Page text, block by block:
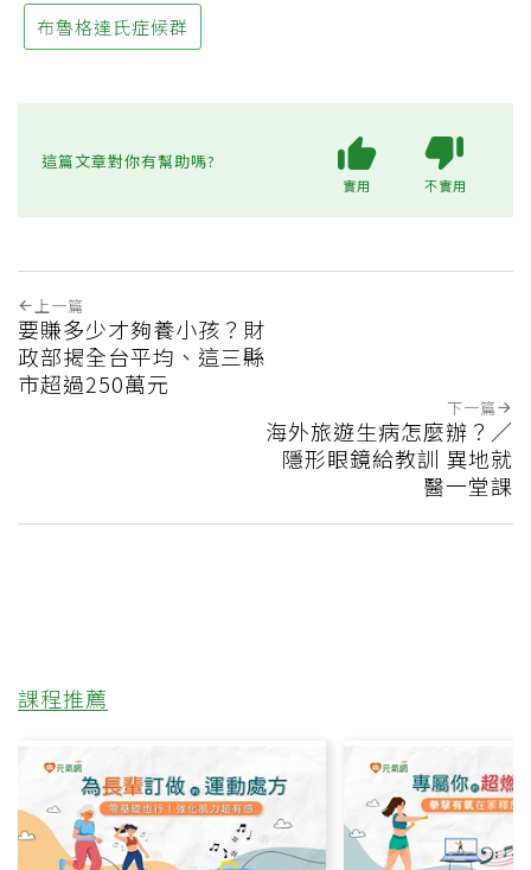
布魯格達氏症候群
這篇文章對你有幫助嗎?
實用 不實用
上一篇
要賺多少才夠養小孩？財
政部揭全台平均、這三縣
市超過250萬元
下一篇
海外旅遊生病怎麼辦？／
隱形眼鏡給教訓 異地就
醫一堂課
課程推薦